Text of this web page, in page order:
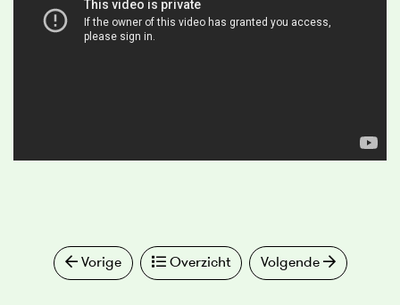
Vorige Overzicht Volgende